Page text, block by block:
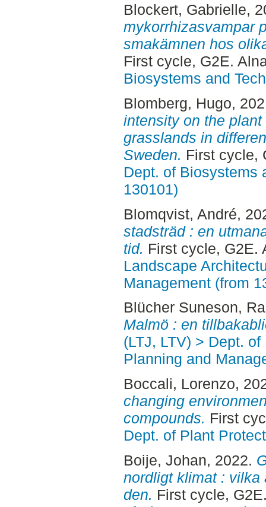
Blockert, Gabrielle,
mykorrhizasvampar
smakämnen hos
First cycle, G2E.
Biosystems and
Blomberg, Hugo,
intensity on the
grasslands in
Sweden. First cycle,
Dept. of Biosystems
130101)
Blomqvist, André,
stadsträd : en
tid. First cycle, G2E.
Landscape
Management (from
Blücher Suneson,
Malmö : en
(LTJ, LTV) > Dept.
Planning and
Boccali, Lorenzo,
changing
compounds. First
Dept. of Plant
Boije, Johan, 2022.
nordligt klimat : vilka
den. First cycle,